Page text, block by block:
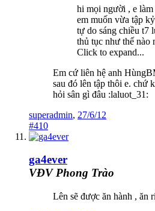
hi mọi người , e
em muốn vừa tập
tự do sáng chiều t7
thủ tục như thế nào
Click to expand...
Em cứ liên hệ anh
sau đó lên tập thôi e. chứ
hỏi sân gì đâu :laluot_31:
superadmin, 27/6/12
#410
ga4ever
VĐV Phong Trào
Lên sẽ được ăn hành , ăn